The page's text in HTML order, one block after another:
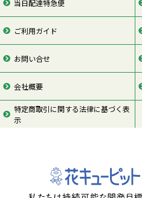
当日配達特急便
ご利用ガイド
お問い合せ
会社概要
特定商取引に関する法律に基づく表
示